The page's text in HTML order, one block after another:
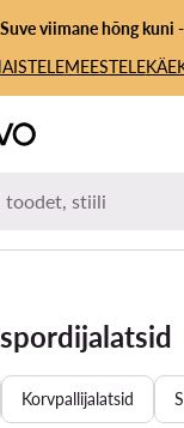
Suve viimane hõng kuni
MEESTELE
toodet, stiili
Korvpallijalatsid